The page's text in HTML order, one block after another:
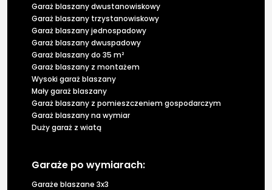
Garaż blaszany dwustanowiskowy
Garaż blaszany trzystanowiskowy
Garaż blaszany jednospadowy
Garaż blaszany dwuspadowy
Garaż blaszany do 35 m²
Garaż blaszany z montażem
Wysoki garaż blaszany
Mały garaż blaszany
Garaż blaszany z pomieszczeniem gospodarczym
Garaż blaszany na wymiar
Duży garaż z wiatą
Garaże po wymiarach:
Garaże blaszane 3x3